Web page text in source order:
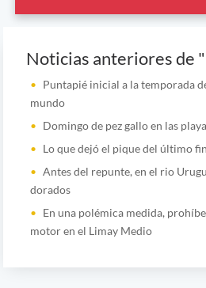
Noticias anteriores de
Puntapié inicial a la temporada
mundo
Domingo de pez gallo en las
Lo que dejó el pique del último
Antes del repunte, en el rio
dorados
En una polémica medida,
motor en el Limay Medio